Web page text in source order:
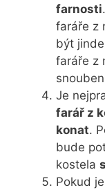
farnosti
faráře z
být
faráře z
Je
farář z
konat.
bude
kostela
Pokud